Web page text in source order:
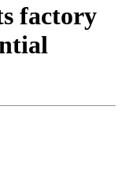
factory